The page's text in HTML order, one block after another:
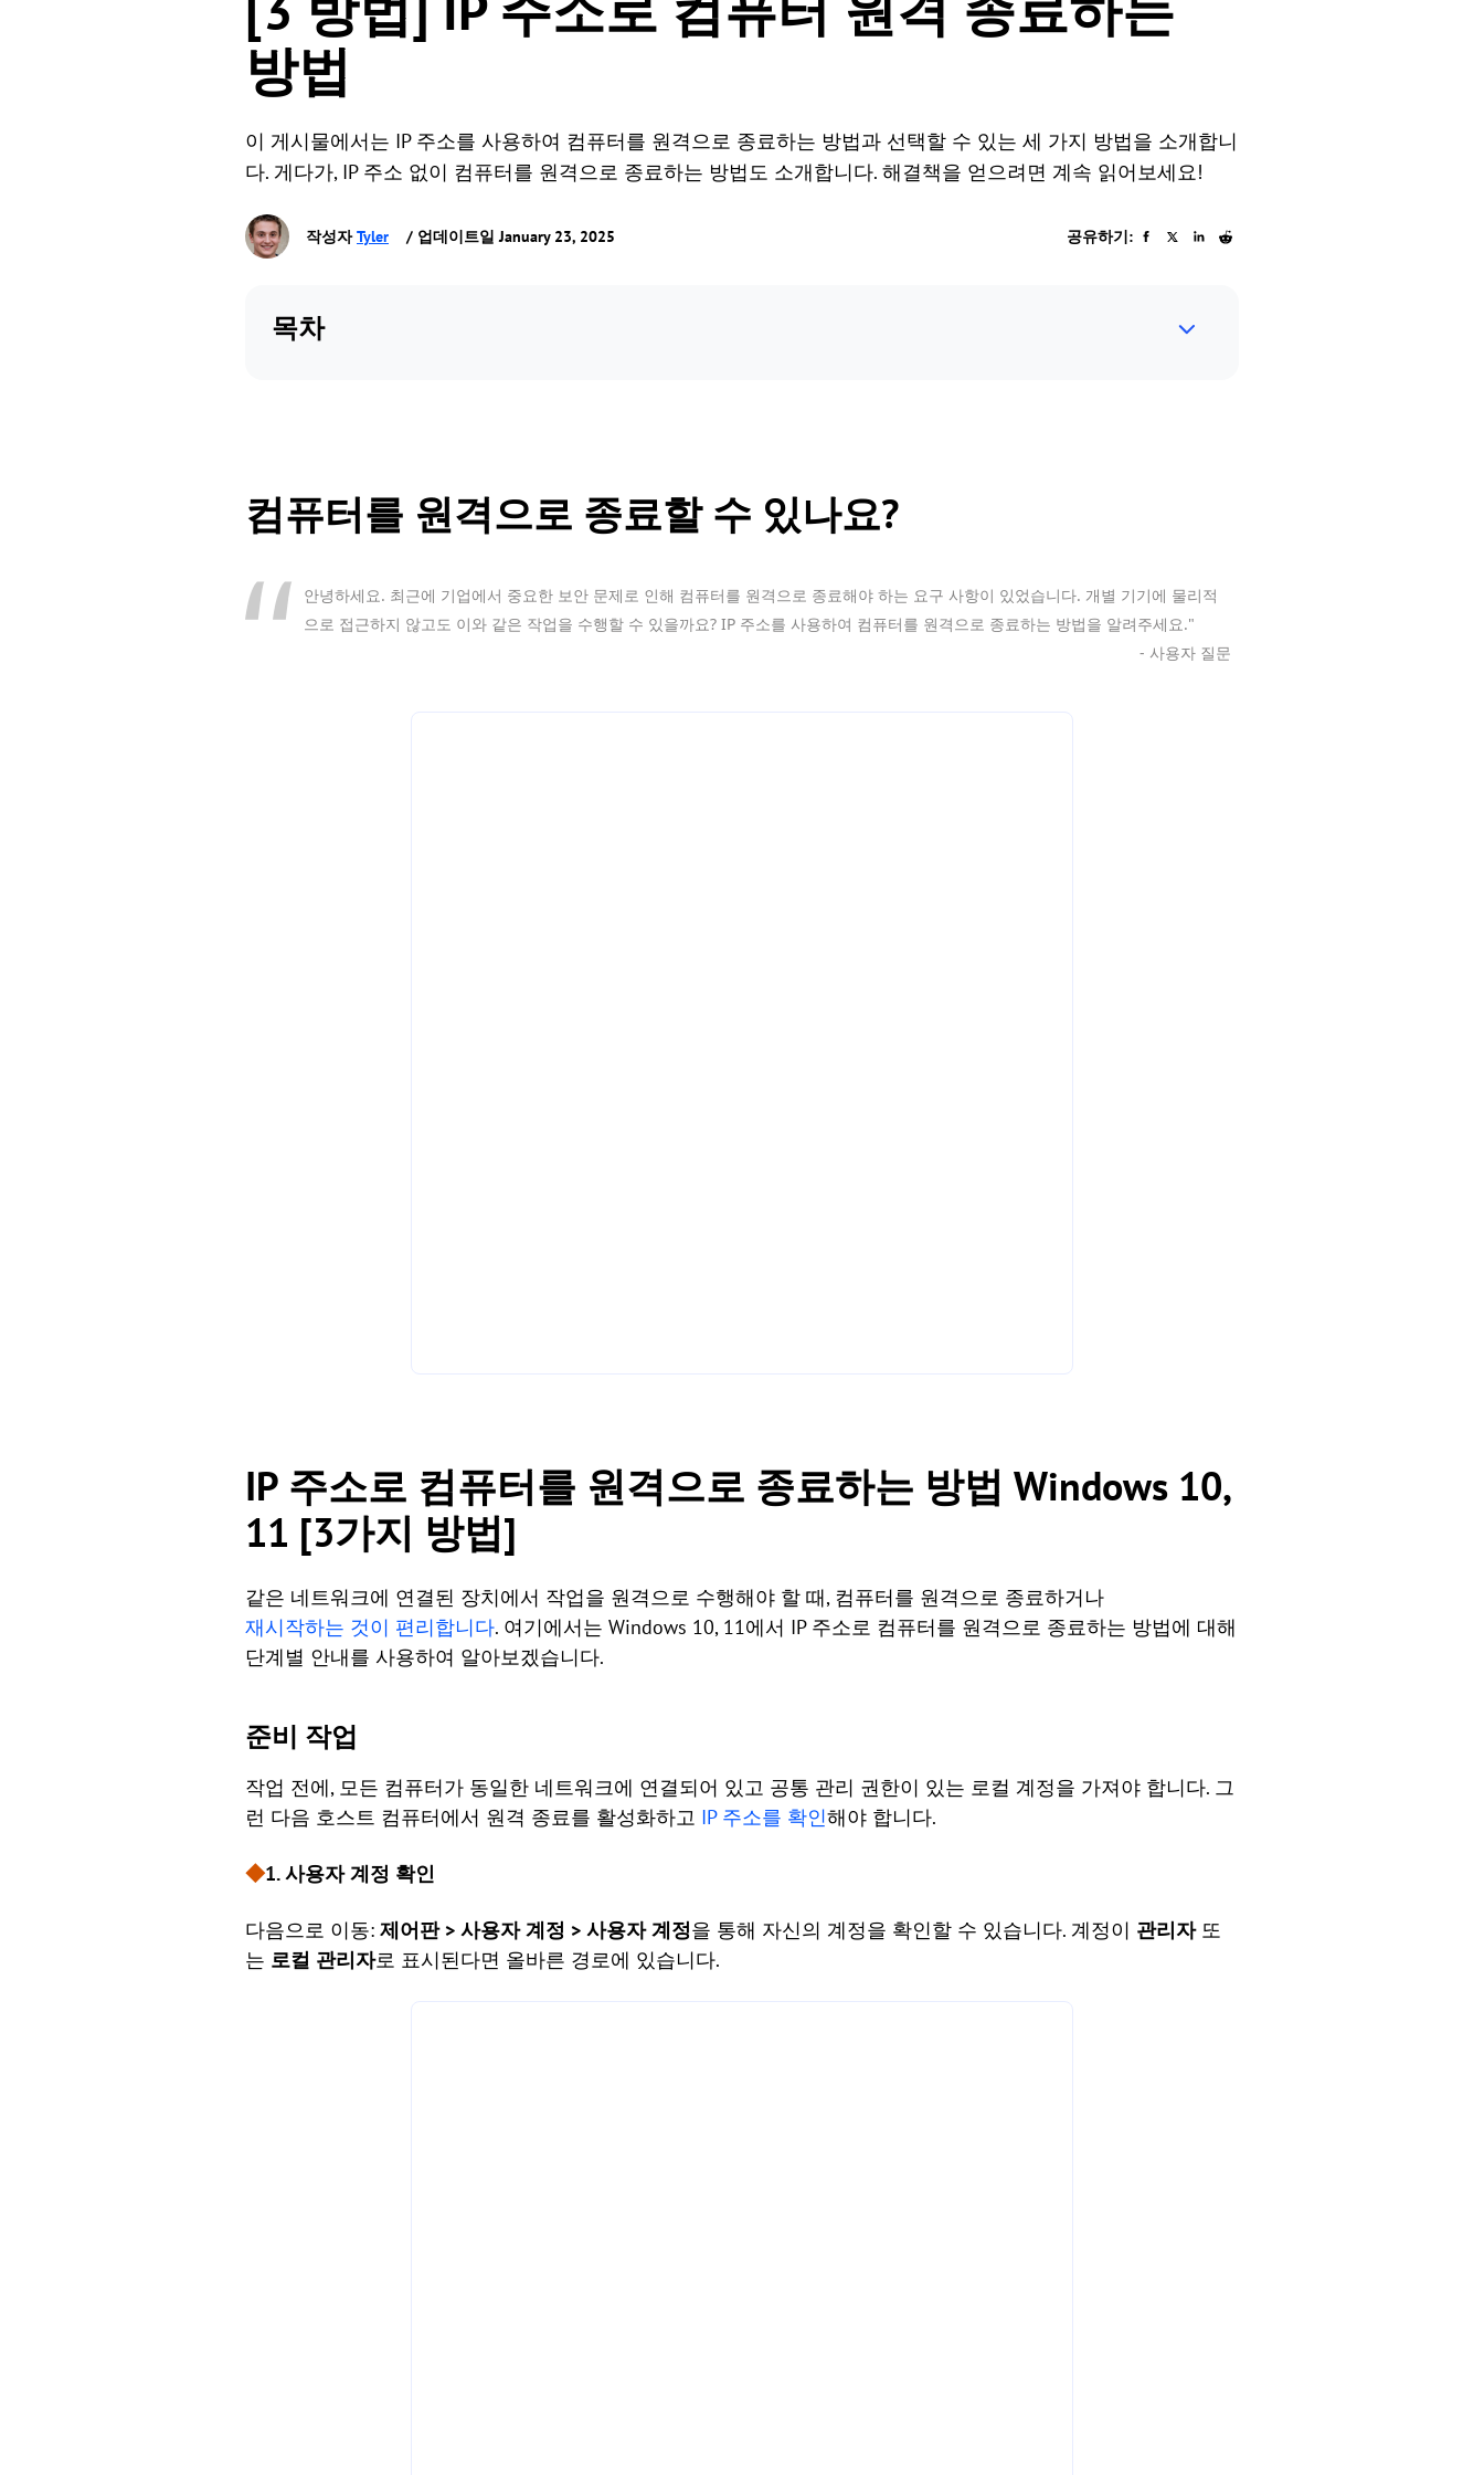
방법
이 게시물에서는 IP 주소를 사용하여 컴퓨터를 원격으로 종료하는 방법과 선택할 수 있는 세 가지 방법을 소개합니
다. 게다가, IP 주소 없이 컴퓨터를 원격으로 종료하는 방법도 소개합니다. 해결책을 얻으려면 계속 읽어보세요!
작성자Tyler / 업데이트일 January 23, 2025 공유하기:
목차
컴퓨터를 원격으로 종료할 수 있나요?
안녕하세요. 최근에 기업에서 중요한 보안 문제로 인해 컴퓨터를 원격으로 종료해야 하는 요구 사항이 있었습니다. 개별 기기에 물리적
으로 접근하지 않고도 이와 같은 작업을 수행할 수 있을까요? IP 주소를 사용하여 컴퓨터를 원격으로 종료하는 방법을 알려주세요."
- 사용자 질문
IP 주소로 컴퓨터를 원격으로 종료하는 방법 Windows 10,
11 [3가지 방법]
같은 네트워크에 연결된 장치에서 작업을 원격으로 수행해야 할 때, 컴퓨터를 원격으로 종료하거나
재시작하는 것이 편리합니다. 여기에서는 Windows 10, 11에서 IP 주소로 컴퓨터를 원격으로 종료하는 방법에 대해
단계별 안내를 사용하여 알아보겠습니다.
준비 작업
작업 전에, 모든 컴퓨터가 동일한 네트워크에 연결되어 있고 공통 관리 권한이 있는 로컬 계정을 가져야 합니다. 그
런 다음 호스트 컴퓨터에서 원격 종료를 활성화하고 IP 주소를 확인해야 합니다.
◆1. 사용자 계정 확인
다음으로 이동: 제어판 > 사용자 계정 > 사용자 계정을 통해 자신의 계정을 확인할 수 있습니다. 계정이 관리자또
는 로컬 관리자로 표시된다면 올바른 경로에 있습니다.